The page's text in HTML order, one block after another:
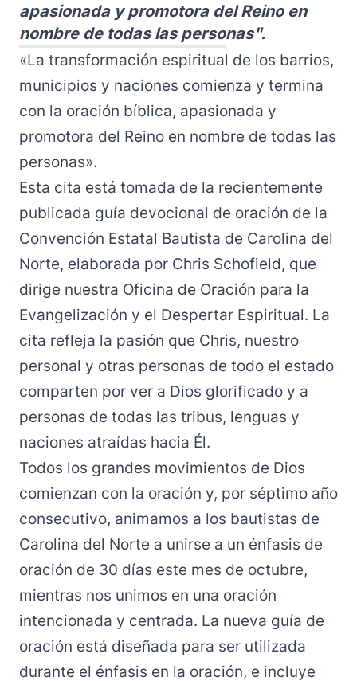
apasionada y promotora del Reino en
nombre de todas las personas".
«La transformación espiritual de los barrios,
municipios y naciones comienza y termina
con la oración bíblica, apasionada y
promotora del Reino en nombre de todas las
personas».
Esta cita está tomada de la recientemente
publicada guía devocional de oración de la
Convención Estatal Bautista de Carolina del
Norte, elaborada por Chris Schofield, que
dirige nuestra Oficina de Oración para la
Evangelización y el Despertar Espiritual. La
cita refleja la pasión que Chris, nuestro
personal y otras personas de todo el estado
comparten por ver a Dios glorificado y a
personas de todas las tribus, lenguas y
naciones atraídas hacia Él.
Todos los grandes movimientos de Dios
comienzan con la oración y, por séptimo año
consecutivo, animamos a los bautistas de
Carolina del Norte a unirse a un énfasis de
oración de 30 días este mes de octubre,
mientras nos unimos en una oración
intencionada y centrada. La nueva guía de
oración está diseñada para ser utilizada
durante el énfasis en la oración, e incluye